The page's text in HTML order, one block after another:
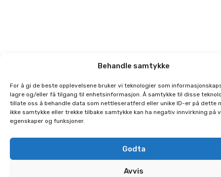
Behandle samtykke
For å gi de beste opplevelsene bruker vi teknologier som
lagre og/eller få tilgang til enhetsinformasjon. Å samtykke til disse
tillate oss å behandle data som nettleseratferd eller unike ID-er på dette
ikke samtykke eller trekke tilbake samtykke kan ha negativ innvirkning på
egenskaper og funksjoner.
Godta
Avvis